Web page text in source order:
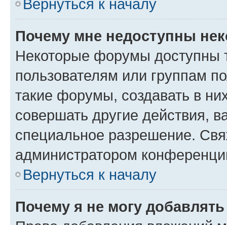
Вернуться к началу
Почему мне недоступны
Некоторые форумы доступны
пользователям или группам
такие форумы, создавать в
совершать другие действия,
специальное разрешение.
администратором
Вернуться к началу
Почему я не могу